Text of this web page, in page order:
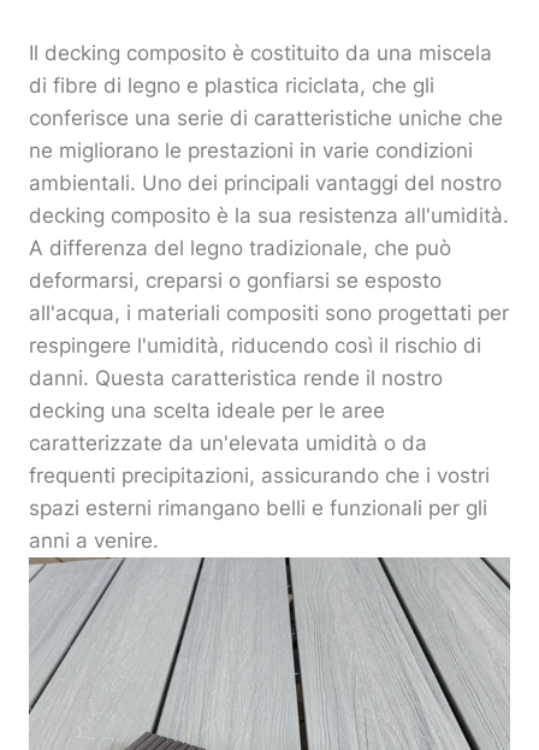
Il decking composito è costituito da una miscela
di fibre di legno e plastica riciclata, che gli
conferisce una serie di caratteristiche uniche che
ne migliorano le prestazioni in varie condizioni
ambientali. Uno dei principali vantaggi del nostro
decking composito è la sua resistenza all'umidità.
A differenza del legno tradizionale, che può
deformarsi, creparsi o gonfiarsi se esposto
all'acqua, i materiali compositi sono progettati per
respingere l'umidità, riducendo così il rischio di
danni. Questa caratteristica rende il nostro
decking una scelta ideale per le aree
caratterizzate da un'elevata umidità o da
frequenti precipitazioni, assicurando che i vostri
spazi esterni rimangano belli e funzionali per gli
anni a venire.